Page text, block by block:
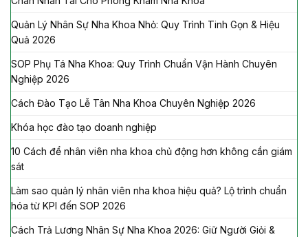
Quản Lý Nhân Sự Nha Khoa Nhỏ: Quy Trình Tinh Gọn & Hiệu
Quả 2026
SOP Phụ Tá Nha Khoa: Quy Trình Chuẩn Vận Hành Chuyên
Nghiệp 2026
Cách Đào Tạo Lễ Tân Nha Khoa Chuyên Nghiệp 2026
Khóa học đào tạo doanh nghiệp
10 Cách để nhân viên nha khoa chủ động hơn không cần giám
sát
Làm sao quản lý nhân viên nha khoa hiệu quả? Lộ trình chuẩn
hóa từ KPI đến SOP 2026
Cách Trả Lương Nhân Sự Nha Khoa 2026: Giữ Người Giỏi &